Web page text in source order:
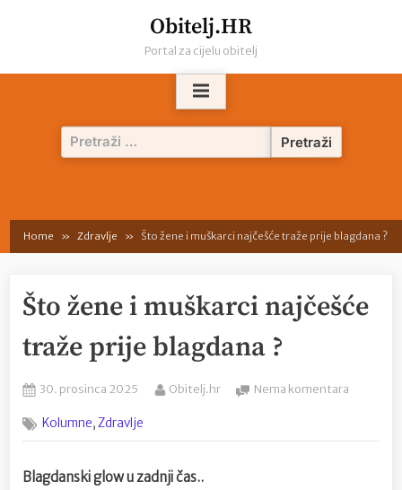
Obitelj.HR
Portal za cijelu obitelj
Pretraži:
Home Zdravlje Što žene i muškarci najčešće traže prije blagdana ?
Što žene i muškarci najčešće
traže prije blagdana ?
Posted
30. prosinca 2025 By
Obitelj.hr Nema komentara
i
Kolumne,Zdravlje
Blagdanski glow u zadnji čas..